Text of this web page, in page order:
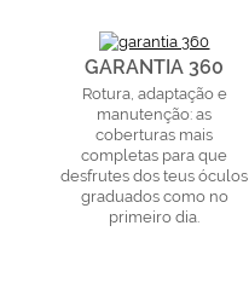
GARANTIA 360
Rotura, adaptação e
manutenção: as
coberturas mais
completas para que
desfrutes dos teus óculos
graduados como no
primeiro dia.